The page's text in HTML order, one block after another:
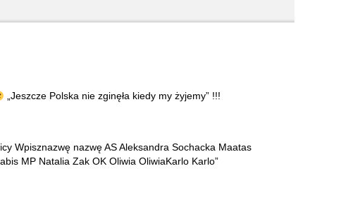
„Jeszcze Polska nie zginęła kiedy my żyjemy” !!!